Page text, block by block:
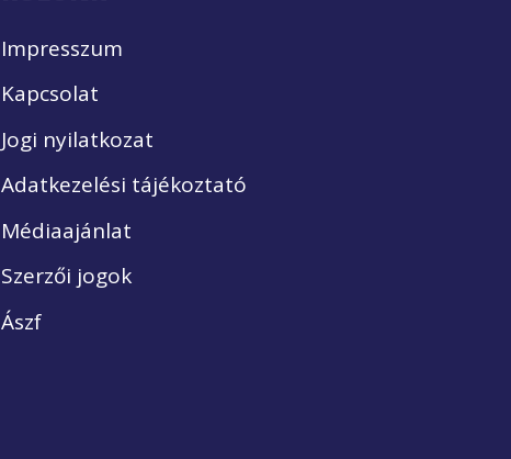
Impresszum
Kapcsolat
Jogi nyilatkozat
Adatkezelési tájékoztató
Médiaajánlat
Szerzői jogok
Ászf